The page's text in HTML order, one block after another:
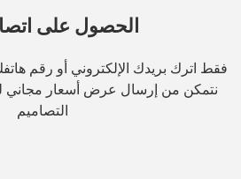
الحصول على
فقط اترك بريدك الإلكتروني أو رقم
نتمكن من إرسال عرض أسعار
التصاميم